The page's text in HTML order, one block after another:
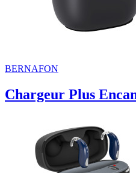
BERNAFON
Chargeur Plus